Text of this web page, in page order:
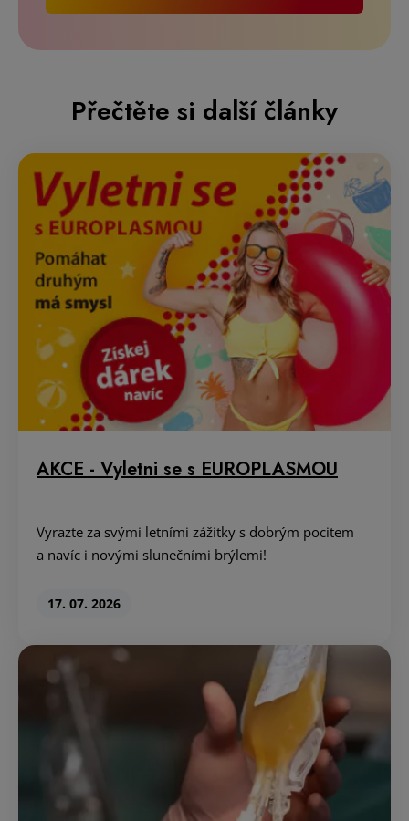
Přečtěte si další články
AKCE - Vyletni se s EUROPLASMOU
Vyrazte za svými letními zážitky s dobrým pocitem
a navíc i novými slunečními brýlemi!
17. 07. 2026